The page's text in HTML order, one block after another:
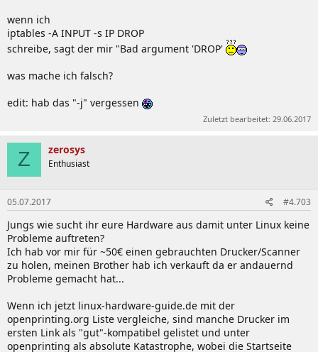
wenn ich
iptables -A INPUT -s IP DROP
schreibe, sagt der mir "Bad argument 'DROP'
was mache ich falsch?
edit: hab das "-j" vergessen
Zuletzt bearbeitet: 29.06.2017
Z zerosys
Enthusiast
05.07.2017 #4.703
Jungs wie sucht ihr eure Hardware aus damit unter Linux keine
Probleme auftreten?
Ich hab vor mir für ~50€ einen gebrauchten Drucker/Scanner
zu holen, meinen Brother hab ich verkauft da er andauernd
Probleme gemacht hat...
Wenn ich jetzt linux-hardware-guide.de mit der
openprinting.org Liste vergleiche, sind manche Drucker im
ersten Link als "gut"-kompatibel gelistet und unter
openprinting als absolute Katastrophe, wobei die Startseite